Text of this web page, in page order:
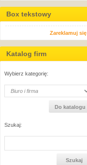
Box tekstowy
Zareklamuj się
Katalog firm
Wybierz kategorię:
Szukaj: